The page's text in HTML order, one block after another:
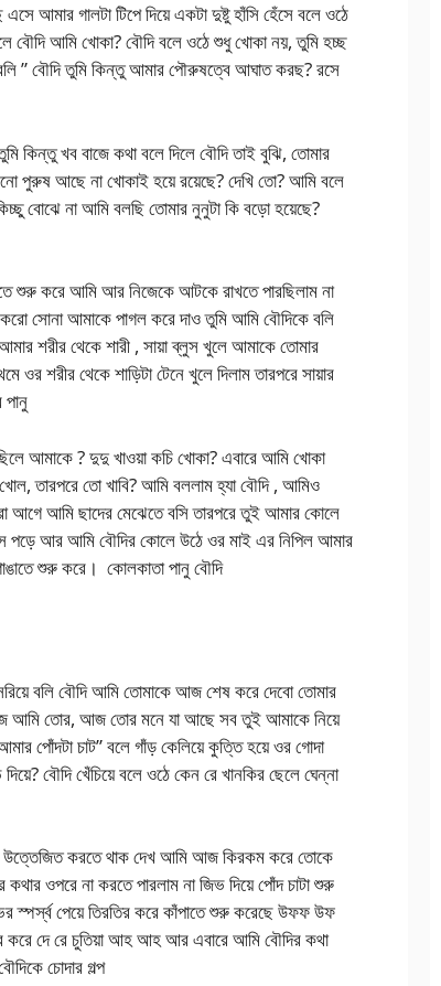
আমার গালটা টিপে দিয়ে একটা দুষ্টু হাঁসি হেঁসে বলে ওঠে
বৌদি আমি খোকা? বৌদি বলে ওঠে শুধু খোকা নয়, তুমি হচ্ছ
বলি ” বৌদি তুমি কিন্তু আমার পৌরুষত্বে আঘাত করছ? রসে
খব বাজে কথা বলে দিলে বৌদি তাই বুঝি, তোমার
পুরুষ আছে না খোকাই হয়ে রয়েছে? দেখি তো? আমি বলে
বোঝে না আমি বলছি তোমার নুনুটা কি বড়ো হয়েছে?
শুরু করে আমি আর নিজেকে আটকে রাখতে পারছিলাম না
সোনা আমাকে পাগল করে দাও তুমি আমি বৌদিকে বলি
শরীর থেকে শারী , সায়া ব্লুস খুলে আমাকে তোমার
শরীর থেকে শাড়িটা টেনে খুলে দিলাম তারপরে সায়ার
পানু
আমাকে ? দুদু খাওয়া কচি খোকা? এবারে আমি খোকা
তারপরে তো খাবি? আমি বললাম হ্যা বৌদি , আমিও
আগে আমি ছাদের মেঝেতে বসি তারপরে তুই আমার কোলে
পড়ে আর আমি বৌদির কোলে উঠে ওর মাই এর নিপিল আমার
শুরু করে। কোলকাতা পানু বৌদি
বলি বৌদি আমি তোমাকে আজ শেষ করে দেবো তোমার
আমি তোর, আজ তোর মনে যা আছে সব তুই আমাকে নিয়ে
পোঁদটা চাট” বলে গাঁড় কেলিয়ে কুত্তি হয়ে ওর গোদা
বৌদি খেঁচিয়ে বলে ওঠে কেন রে খানকির ছেলে ঘেন্না
উত্তেজিত করতে থাক দেখ আমি আজ কিরকম করে তোকে
ওপরে না করতে পারলাম না জিভ দিয়ে পোঁদ চাটা শুরু
স্পর্স্ব পেয়ে তিরতির করে কাঁপাতে শুরু করেছে উফফ উফ
করে দে রে চুতিয়া আহ আহ আর এবারে আমি বৌদির কথা
চোদার গল্প